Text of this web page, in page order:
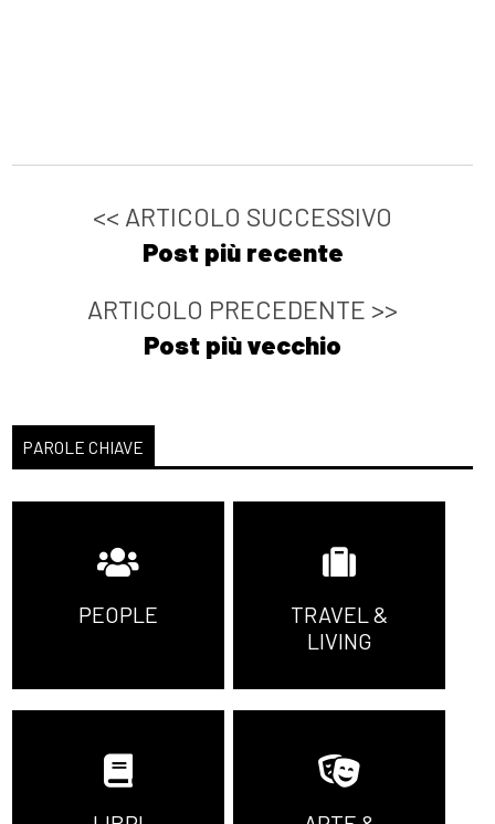
<< ARTICOLO SUCCESSIVO
Post più recente
ARTICOLO PRECEDENTE >>
Post più vecchio
PAROLE CHIAVE
PEOPLE
TRAVEL &
LIVING